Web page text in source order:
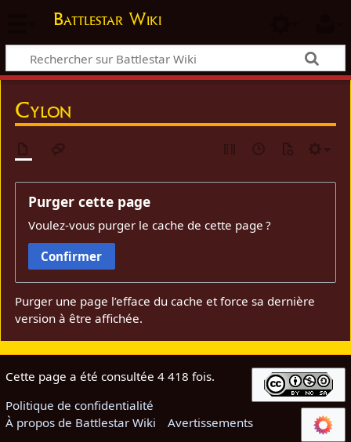
Battlestar Wiki
Cylon
Purger cette page
Voulez-vous purger le cache de cette page ?
Confirmer
Purger une page l’efface du cache et force sa dernière
version à être affichée.
Cette page a été consultée 4 418 fois.
Politique de confidentialité
À propos de Battlestar Wiki
Avertissements